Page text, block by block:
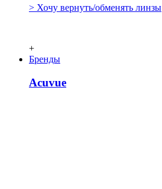
> Хочу вернуть/обменять линзы
+
Бренды
Acuvue